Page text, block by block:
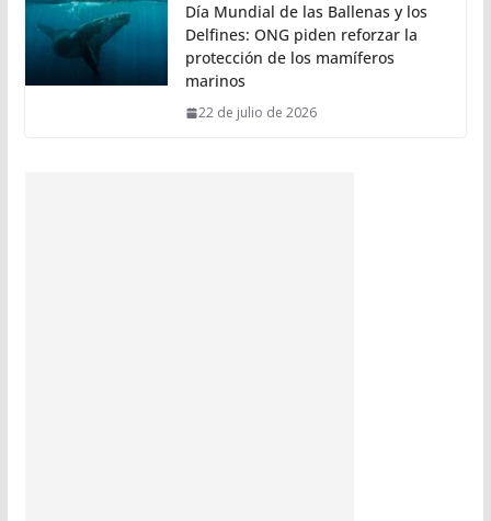
Día Mundial de las Ballenas y los
Delfines: ONG piden reforzar la
protección de los mamíferos
marinos
22 de julio de 2026